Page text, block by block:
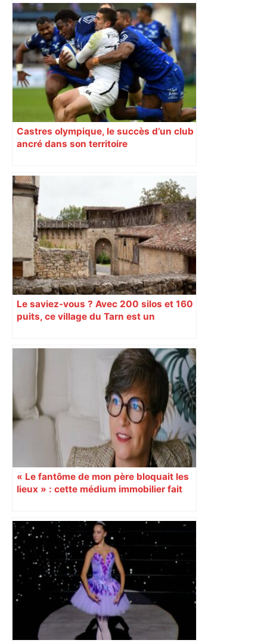
Castres olympique, le succès d’un club
ancré dans son territoire
Le saviez-vous ? Avec 200 silos et 160
puits, ce village du Tarn est un
« Le fantôme de mon père bloquait les
lieux » : cette médium immobilier fait